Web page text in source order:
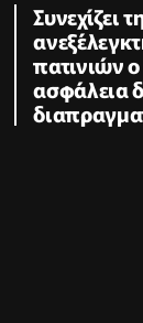
Συνεχίζει
πατινιών
ασφάλεια